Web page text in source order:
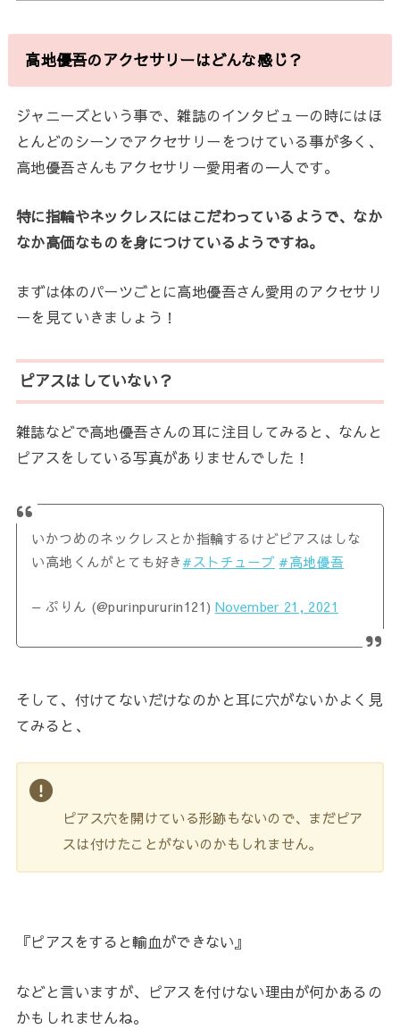
高地優吾のアクセサリーはどんな感じ？
ジャニーズという事で、雑誌のインタビューの時にはほ
とんどのシーンでアクセサリーをつけている事が多く、
高地優吾さんもアクセサリー愛用者の一人です。
特に指輪やネックレスにはこだわっているようで、なか
なか高価なものを身につけているようですね。
まずは体のパーツごとに高地優吾さん愛用のアクセサリ
ーを見ていきましょう！
ピアスはしていない？
雑誌などで高地優吾さんの耳に注目してみると、なんと
ピアスをしている写真がありませんでした！
いかつめのネックレスとか指輪するけどピアスはしな
い高地くんがとても好き#ストチューブ #高地優吾
— ぷりん (@purinpururin121) November 21, 2021
そして、付けてないだけなのかと耳に穴がないかよく見
てみると、
ピアス穴を開けている形跡もないので、まだピア
スは付けたことがないのかもしれません。
『ピアスをすると輸血ができない』
などと言いますが、ピアスを付けない理由が何かあるの
かもしれませんね。